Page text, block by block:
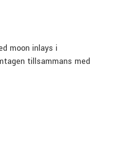
moon inlays i
tillsammans med